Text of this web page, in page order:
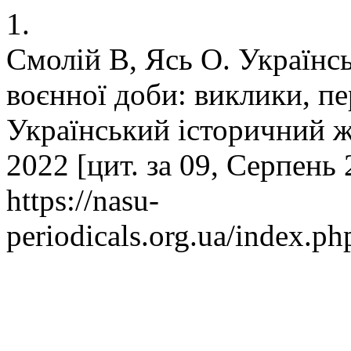
1.
Смолій В, Ясь О.
воєнної доби: виклики,
Український історичний
2022 [цит. за 09,
https://nasu-
periodicals.org.ua/